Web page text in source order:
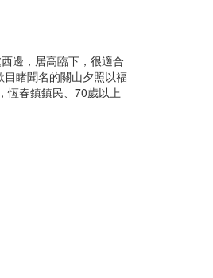
邊，居高臨下，很適合
睹聞名的關山夕照以福
恆春鎮鎮民、70歲以上